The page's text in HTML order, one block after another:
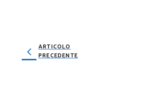
ARTICOLO
PRECEDENTE